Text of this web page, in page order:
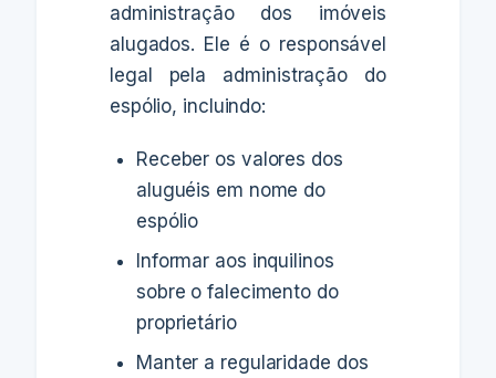
administração dos imóveis
alugados. Ele é o responsável
legal pela administração do
espólio, incluindo:
Receber os valores dos
aluguéis em nome do
espólio
Informar aos inquilinos
sobre o falecimento do
proprietário
Manter a regularidade dos